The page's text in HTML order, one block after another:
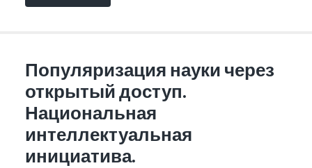
Популяризация науки через
открытый доступ.
Национальная
интеллектуальная
инициатива.